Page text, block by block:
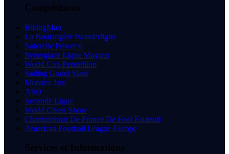
Compétitions
BikingMan
La Boulangère Wonderligue
Saforelle Power 6
Synerglace Ligue Magnus
World Cup Pentathlon
Sailing Grand Slam
Monster Jam
ASO
Seconde Ligue
World Chess Show
Championnat De France De Foot Fauteuil
American Football League Europe
Services et Informations